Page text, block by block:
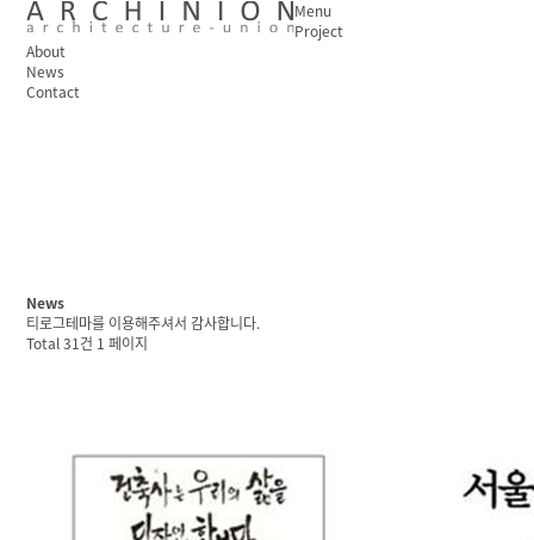
Menu
Project
About
News
Contact
Login
News
티로그테마를 이용해주셔서 감사합니다.
Total 31건 1 페이지